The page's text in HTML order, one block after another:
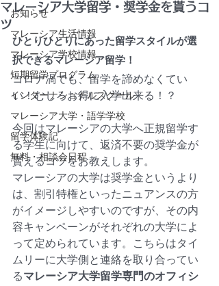
お知らせ
マレーシア生活情報
マレーシア学校情報
短期留学プログラム
インターナショナルスクール
マレーシア大学・語学学校
留学体験記
無料・相談会日程
マレーシア大学留学・奨学金を貰うコ
ツ
ひとりひとりにあった留学スタイルが選
択できるマレーシア留学！
コロナ渦でも、留学を諦めなくてい
い！むしろお得に入学出来る！？
今回はマレーシアの大学へ正規留学す
る学生に向けて、返済不要の奨学金が
貰えるコツをお教えします。
マレーシアの大学は奨学金というより
は、割引特権といったニュアンスの方
がイメージしやすいのですが、その内
容キャンペーンがそれぞれの大学によ
って定められています。こちらはタイ
ムリーに大学側と連絡を取り合ってい
るマレーシア大学留学専門のオフィシ